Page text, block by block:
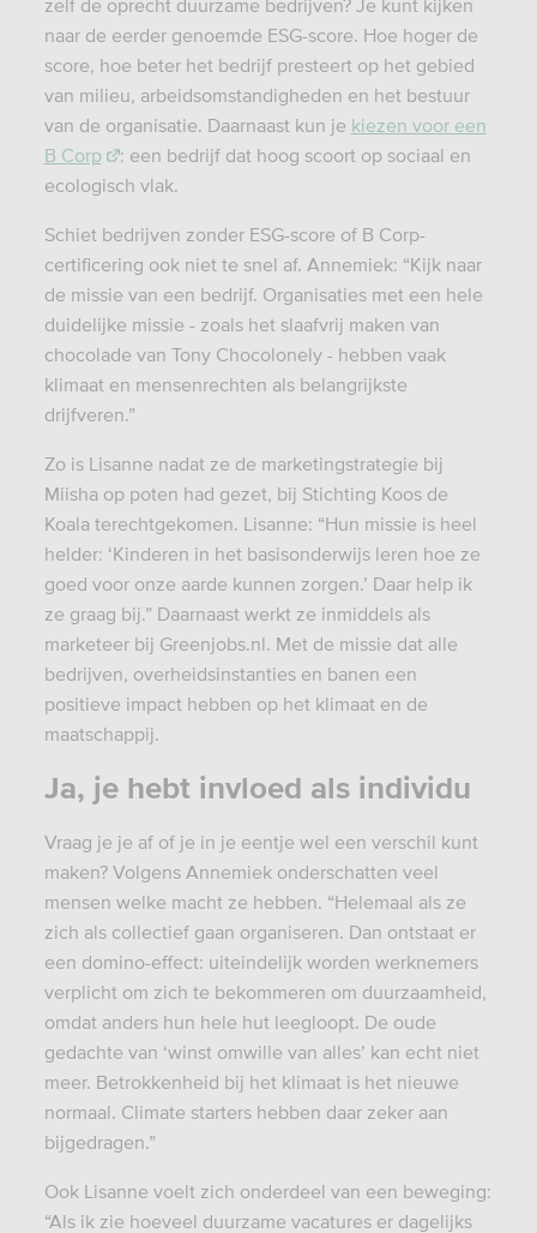
zelf de oprecht duurzame bedrijven? Je kunt kijken
naar de eerder genoemde ESG-score. Hoe hoger de
score, hoe beter het bedrijf presteert op het gebied
van milieu, arbeidsomstandigheden en het bestuur
van de organisatie. Daarnaast kun je kiezen voor een
B Corp
: een bedrijf dat hoog scoort op sociaal en
ecologisch vlak.
Schiet bedrijven zonder ESG-score of B Corp-
certificering ook niet te snel af. Annemiek: “Kijk naar
de missie van een bedrijf. Organisaties met een hele
duidelijke missie - zoals het slaafvrij maken van
chocolade van Tony Chocolonely - hebben vaak
klimaat en mensenrechten als belangrijkste
drijfveren.”
Zo is Lisanne nadat ze de marketingstrategie bij
Miisha op poten had gezet, bij Stichting Koos de
Koala terechtgekomen. Lisanne: “Hun missie is heel
helder: ‘Kinderen in het basisonderwijs leren hoe ze
goed voor onze aarde kunnen zorgen.’ Daar help ik
ze graag bij.” Daarnaast werkt ze inmiddels als
marketeer bij Greenjobs.nl. Met de missie dat alle
bedrijven, overheidsinstanties en banen een
positieve impact hebben op het klimaat en de
maatschappij.
Ja, je hebt invloed als individu
Vraag je je af of je in je eentje wel een verschil kunt
maken? Volgens Annemiek onderschatten veel
mensen welke macht ze hebben. “Helemaal als ze
zich als collectief gaan organiseren. Dan ontstaat er
een domino-effect: uiteindelijk worden werknemers
verplicht om zich te bekommeren om duurzaamheid,
omdat anders hun hele hut leegloopt. De oude
gedachte van ‘winst omwille van alles’ kan echt niet
meer. Betrokkenheid bij het klimaat is het nieuwe
normaal. Climate starters hebben daar zeker aan
bijgedragen.”
Ook Lisanne voelt zich onderdeel van een beweging:
“Als ik zie hoeveel duurzame vacatures er dagelijks